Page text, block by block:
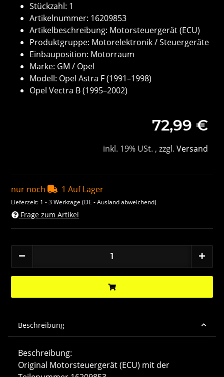
Stückzahl: 1
Artikelnummer: 16209853
Artikelbeschreibung: Motorsteuergerät (ECU)
Produktgruppe: Motorelektronik / Steuergeräte
Einbauposition: Motorraum
Marke: GM / Opel
Modell: Opel Astra F (1991–1998)
Opel Vectra B (1995–2002)
72,99 €
inkl. 19% USt. , zzgl. Versand
nur noch 1 Auf Lager
Lieferzeit: 1 - 3 Werktage(DE - Ausland abweichend)
Frage zum Artikel
Beschreibung
Beschreibung:
Original Motorsteuergerät (ECU) mit der